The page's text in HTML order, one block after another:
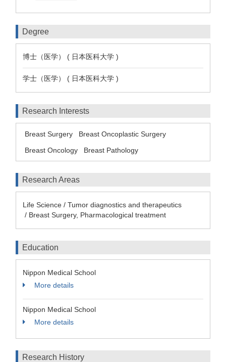
Degree
博士（医学） ( 日本医科大学 )
学士（医学） ( 日本医科大学 )
Research Interests
Breast Surgery
Breast Oncoplastic Surgery
Breast Oncology
Breast Pathology
Research Areas
Life Science / Tumor diagnostics and therapeutics
/ Breast Surgery, Pharmacological treatment
Education
Nippon Medical School
More details
Nippon Medical School
More details
Research History